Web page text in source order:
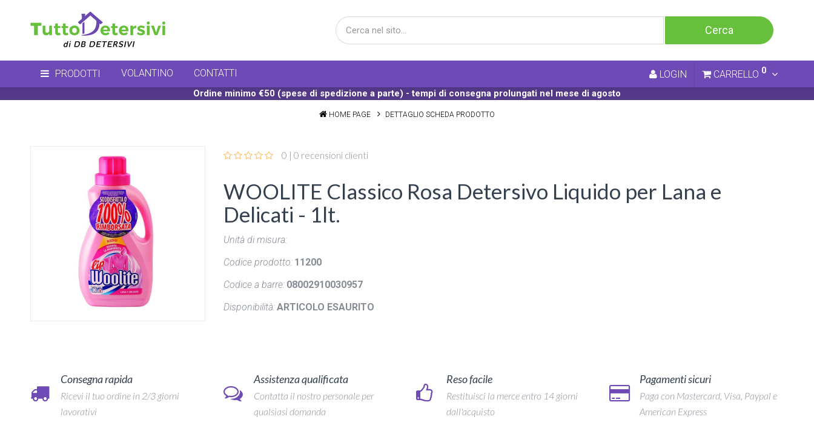
PRODOTTI VOLANTINO CONTATTI LOGIN CARRELLO 0
Ordine minimo €50 (spese di spedizione a parte) - tempi di consegna prolungati nel mese di agosto
HOME PAGE DETTAGLIO SCHEDA PRODOTTO
0 | 0 recensioni clienti
WOOLITE Classico Rosa Detersivo Liquido per Lana e
Delicati - 1lt.
Unità di misura:
Codice prodotto: 11200
Codice a barre: 08002910030957
Disponibilità:ARTICOLO ESAURITO
Consegna rapida
Ricevi il tuo ordine in 2/3 giorni
lavorativi
Assistenza qualificata
Contatta il nostro personale per
qualsiasi domanda
Reso facile
Restituisci la merce entro 14 giorni
dall'acquisto
Pagamenti sicuri
Paga con Mastercard, Visa, Paypal e
American Express